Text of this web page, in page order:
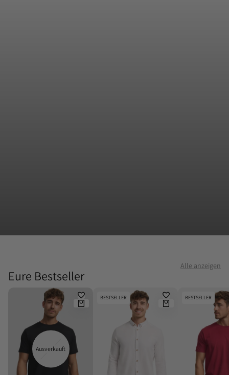
Eure Bestseller
Alle anzeigen
Ausverkauft
BESTSELLER BESTSELLER